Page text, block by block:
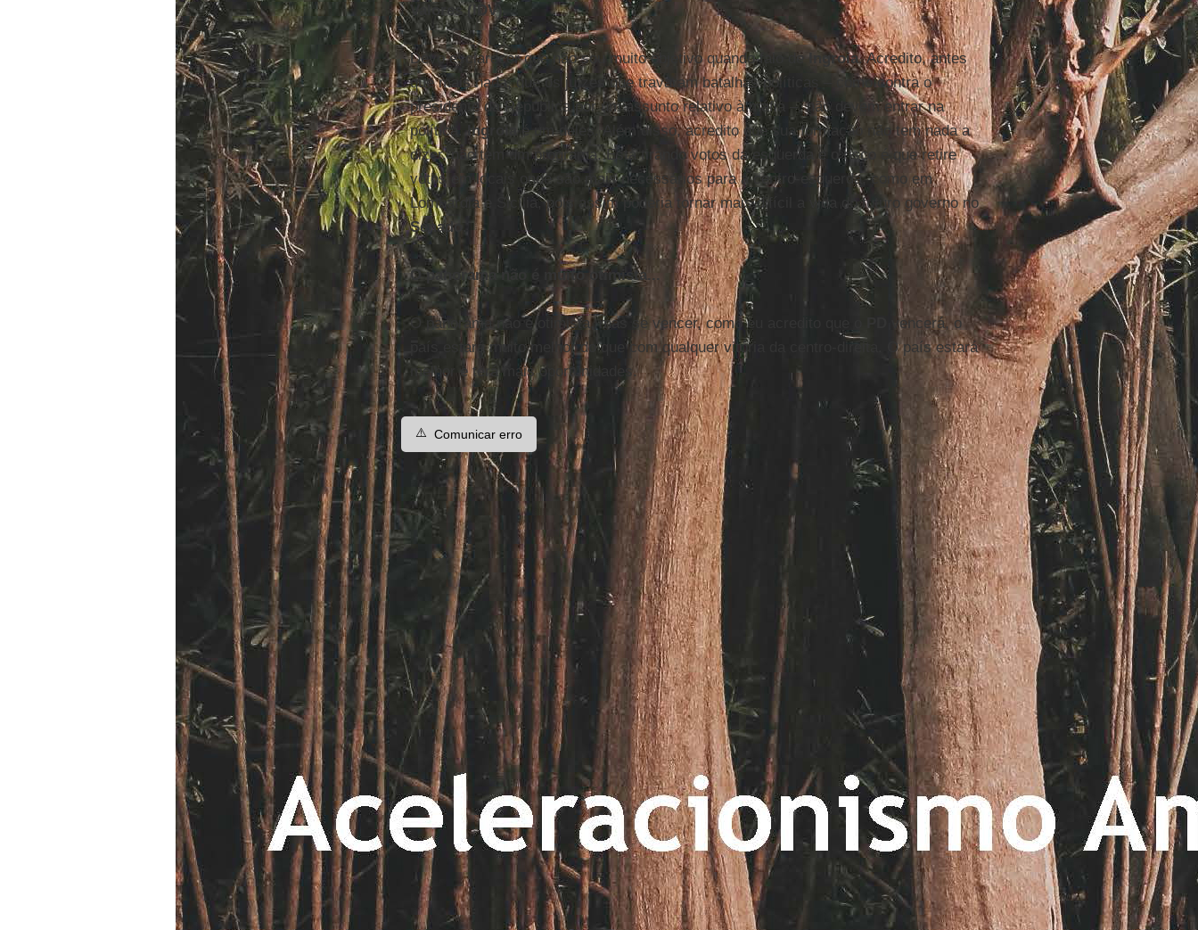
Valores (IDV).
Devo esclarecer que não sou muito objetivo quando falo de Ingroia. Acredito, antes
que mais nada, que os juízes que travaram batalhas políticas – como contra o
presidente da República por um assunto relativo à máfia –, não devem entrar na
política. Ingroiaé um deles. Além disso, acredito que sua formação não tem nada a
dizer, não tem um programa. Está tirando votos da esquerda e o risco é que retire
votos em locais onde são mais necessários para a centro-esquerda, como em
Lombardia e Sicília, pois assim poderia tornar mais difícil a vida do futuro governo no
Senado
O panorama não é muito otimista...
O panorama não é otimista, mas se vencer, como eu acredito que o
vencerá, o
país estará muito melhor do que com qualquer vitória da centro-direita. O país estará
melhor e terá mais oportunidades.
⚠️ Comunicar erro